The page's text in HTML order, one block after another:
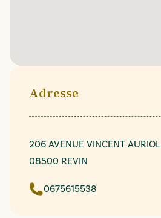
Adresse
206 AVENUE VINCENT AURIOL
08500 REVIN
0675615538